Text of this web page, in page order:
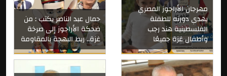
جمال عبد الناصر يكتب : من
ضحكة الأراجوز إلى صرخة
غزة.. ربط البهجة بالمقاومة
مهرجان الأراجوز المصري
يهدي دورته للطفلة
الفلسطينية هند رجب
وأطفال غزة جميعًا